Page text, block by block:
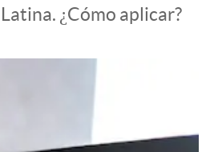
¿Cómo aplicar?